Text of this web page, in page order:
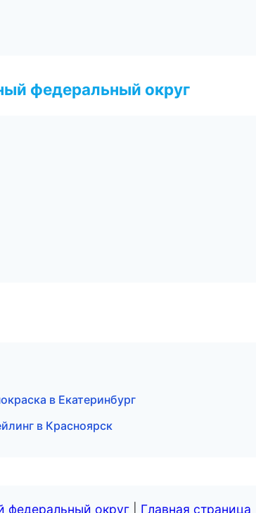
федеральный округ
в Екатеринбург
в Красноярск
федеральный округ Главная страница